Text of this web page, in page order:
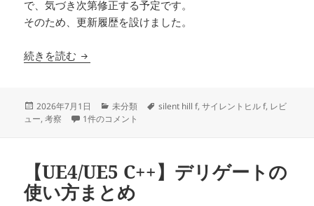
で、気づき次第修正する予定です。
そのため、更新履歴を設けました。
続きを読む 【サイレントヒル f】エンディングと難易度コン
投
稿
2026年7月1日
カ
テ
未分類
タ
silent hill f,サイレントヒル f, レビ
ュー,考察 【サイレントヒル f】エンディングと難易度コンプリートし
1件のコメント
【UE4/UE5 C++】デリゲートの
使い方まとめ